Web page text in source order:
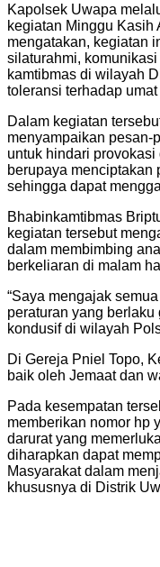
Kapolsek Uwapa
kegiatan Minggu Kasih
mengatakan, kegiatan
silaturahmi,
kamtibmas di wilayah
toleransi terhadap
Dalam kegiatan
menyampaikan pesan-
untuk hindari
berupaya menciptakan
sehingga dapat
Bhabinkamtibmas
kegiatan tersebut
dalam membimbing
berkeliaran di malam
“Saya mengajak
peraturan yang
kondusif di wilayah
Di Gereja Pniel Topo,
baik oleh Jemaat dan
Pada kesempatan
memberikan nomor hp
darurat yang
diharapkan dapat
Masyarakat dalam
khususnya di Distrik